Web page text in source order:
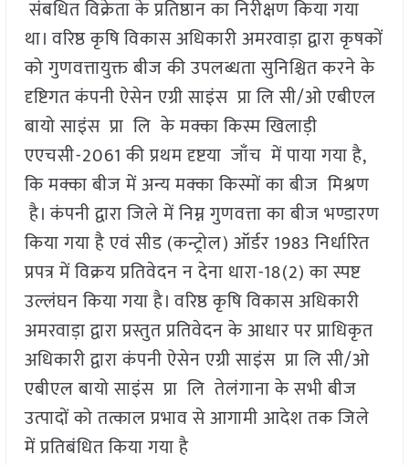
संबधित विक्रेता के प्रतिष्ठान का निरीक्षण किया गया
था। वरिष्ठ कृषि विकास अधिकारी अमरवाड़ा द्वारा कृषकों
को गुणवत्तायुक्त बीज की उपलब्धता सुनिश्चित करने के
दृष्टिगत कंपनी ऐसेन एग्री साइंस प्रा लि सी/ओ एबीएल
बायो साइंस प्रा लि के मक्का किस्म खिलाड़ी
एएचसी-2061 की प्रथम दृष्टया जाँच में पाया गया है,
कि मक्का बीज में अन्य मक्का किस्मों का बीज मिश्रण
है। कंपनी द्वारा जिले में निम्न गुणवत्ता का बीज भण्डारण
किया गया है एवं सीड (कन्ट्रोल) ऑर्डर 1983 निर्धारित
प्रपत्र में विक्रय प्रतिवेदन न देना धारा-18(2) का स्पष्ट
उल्लंघन किया गया है। वरिष्ठ कृषि विकास अधिकारी
अमरवाड़ा द्वारा प्रस्तुत प्रतिवेदन के आधार पर प्राधिकृत
अधिकारी द्वारा कंपनी ऐसेन एग्री साइंस प्रा लि सी/ओ
एबीएल बायो साइंस प्रा लि तेलंगाना के सभी बीज
उत्पादों को तत्काल प्रभाव से आगामी आदेश तक जिले
में प्रतिबंधित किया गया है